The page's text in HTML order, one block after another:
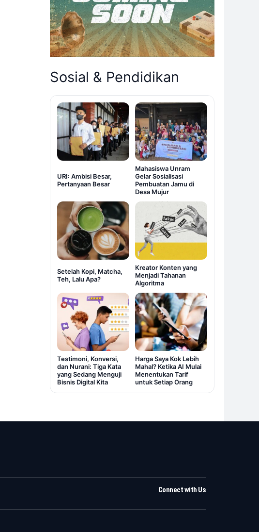
Sosial & Pendidikan
URI: Ambisi Besar,
Pertanyaan Besar
Mahasiswa Unram
Gelar Sosialisasi
Pembuatan Jamu di
Desa Mujur
Setelah Kopi, Matcha,
Teh, Lalu Apa?
Kreator Konten yang
Menjadi Tahanan
Algoritma
Testimoni, Konversi,
dan Nurani: Tiga Kata
yang Sedang Menguji
Bisnis Digital Kita
Harga Saya Kok Lebih
Mahal? Ketika AI Mulai
Menentukan Tarif
untuk Setiap Orang
Connect with Us